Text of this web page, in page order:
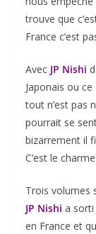
trouve que
France c’est
Avec JP Nishi
Japonais ou
tout n’est pas
pourrait se
bizarrement il
C’est le
Trois volumes
JP Nishi a sorti
en France et